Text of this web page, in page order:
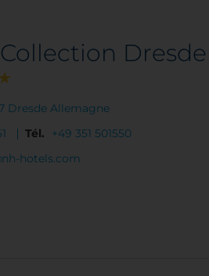
Dresde Allemagne
Tél.
+49 351 501550
hotels.com